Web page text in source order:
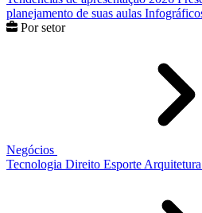
planejamento de suas aulas
Por setor
Negócios
Tecnologia Direito Esporte Arquitetura